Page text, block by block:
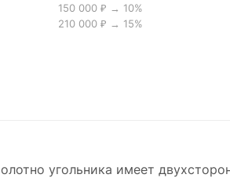
150 000 ₽ → 10%
210 000 ₽ → 15%
угольника имеет